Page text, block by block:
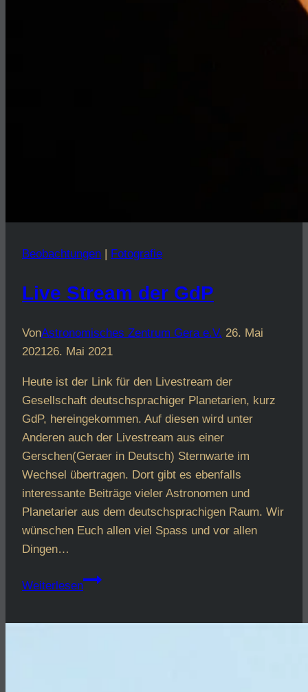
Beobachtungen | Fotografie
Live Stream der GdP
VonAstronomisches Zentrum Gera e.V. 26. Mai
202126. Mai 2021
Heute ist der Link für den Livestream der
Gesellschaft deutschsprachiger Planetarien, kurz
GdP, hereingekommen. Auf diesen wird unter
Anderen auch der Livestream aus einer
Gerschen(Geraer in Deutsch) Sternwarte im
Wechsel übertragen. Dort gibt es ebenfalls
interessante Beiträge vieler Astronomen und
Planetarier aus dem deutschsprachigen Raum. Wir
wünschen Euch allen viel Spass und vor allen
Dingen…
Weiterlesen
Live